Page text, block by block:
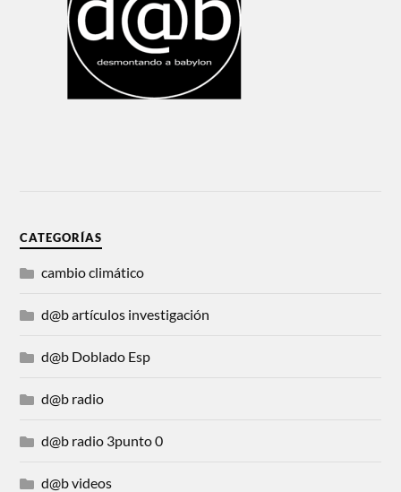
CATEGORÍAS
cambio climático
d@b artículos investigación
d@b Doblado Esp
d@b radio
d@b radio 3punto 0
d@b videos